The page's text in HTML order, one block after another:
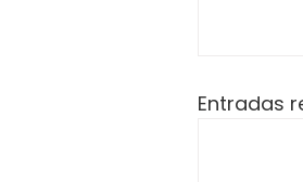
Entradas